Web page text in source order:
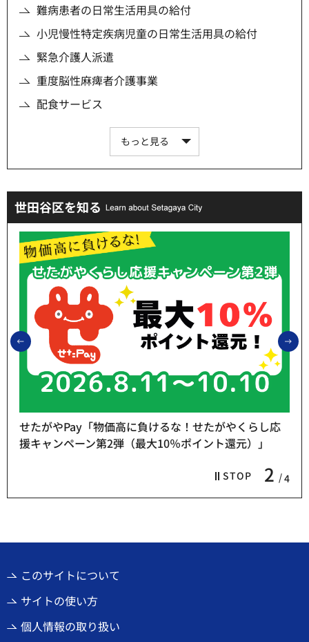
難病患者の日常生活用具の給付
小児慢性特定疾病児童の日常生活用具の給付
緊急介護人派遣
重度脳性麻痺者介護事業
配食サービス
もっと見る
世田谷区を知る
前のスライドを表示
STOP 2 4
せたがやPay「物価高に負けるな！せたがやくらし応
援キャンペーン第2弾（最大10％ポイント還元）」
このサイトについて
サイトの使い方
個人情報の取り扱い